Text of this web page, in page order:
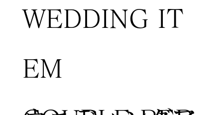
WEDDING IT
EM